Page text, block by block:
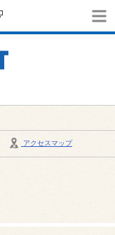
アクセスマップ